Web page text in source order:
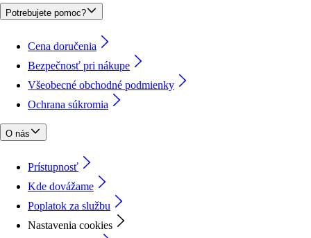
Potrebujete pomoc?
Cena doručenia
Bezpečnosť pri nákupe
Všeobecné obchodné podmienky
Ochrana súkromia
O nás
Prístupnosť
Kde dovážame
Poplatok za službu
Nastavenia cookies